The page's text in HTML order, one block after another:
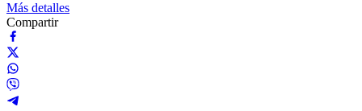
Más detalles
Compartir